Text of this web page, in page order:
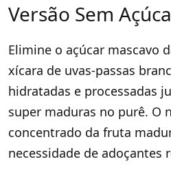
Versão Sem
Elimine o açúcar mascavo
xícara de uvas-passas
hidratadas e processadas
super maduras no purê. O
concentrado da fruta
necessidade de adoçantes